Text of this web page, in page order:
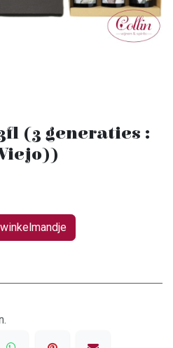
(3 generaties :